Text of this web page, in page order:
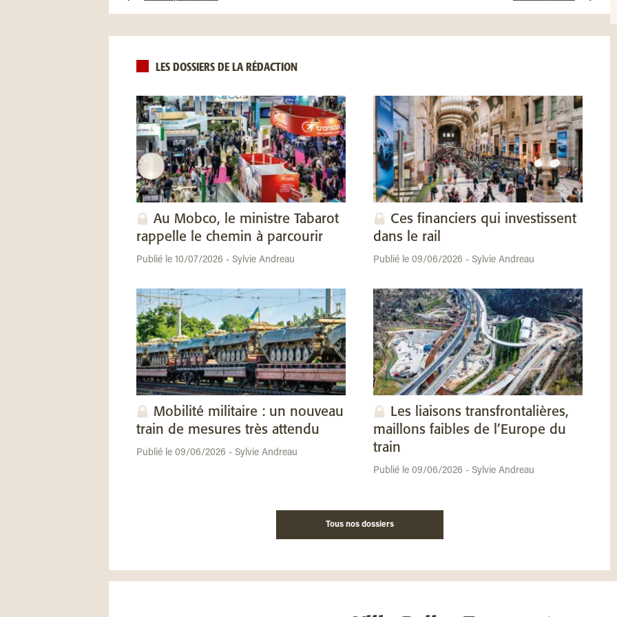
LES DOSSIERS DE LA RÉDACTION
Au Mobco, le ministre Tabarot
rappelle le chemin à parcourir
Publié le 10/07/2026 - Sylvie Andreau
Ces financiers qui investissent
dans le rail
Publié le 09/06/2026 - Sylvie Andreau
Mobilité militaire : un nouveau
train de mesures très attendu
Publié le 09/06/2026 - Sylvie Andreau
Les liaisons transfrontalières,
maillons faibles de l’Europe du
train
Publié le 09/06/2026 - Sylvie Andreau
Tous nos dossiers